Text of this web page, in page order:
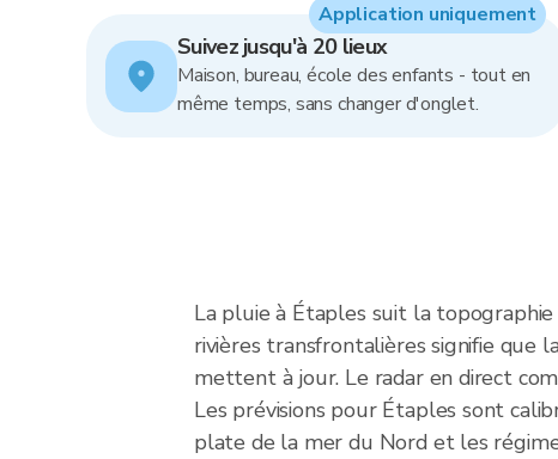
Suivez jusqu'à 20 lieux
Maison, bureau, école des enfants - tout en
même temps, sans changer d'onglet.
Application uniquement
La pluie à Étaples suit la
rivières transfrontalières signifie que
mettent à jour. Le radar en direct
Les prévisions pour Étaples sont
plate de la mer du Nord et les